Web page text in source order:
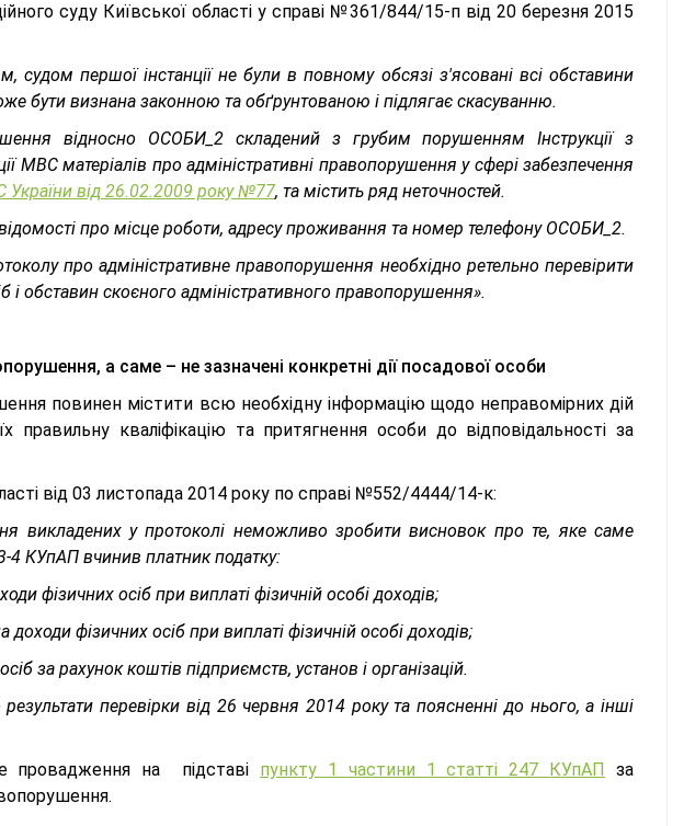
суду Київської області у справі №361/844/15-п від 20 березня 2015
першої інстанції не були в повному обсязі з'ясовані всі обставини
бути визнана законною та обґрунтованою і підлягає скасуванню.
відносно ОСОБИ_2 складений з грубим порушенням Інструкції з
МВС матеріалів про адміністративні правопорушення у сфері забезпечення
від 26.02.2009 року №77, та містить ряд неточностей.
про місце роботи, адресу проживання та номер телефону ОСОБИ_2.
про адміністративне правопорушення необхідно ретельно перевірити
і обставин скоєного адміністративного правопорушення».
а саме – не зазначені конкретні дії посадової особи
повинен містити всю необхідну інформацію щодо неправомірних дій
правильну кваліфікацію та притягнення особи до відповідальності за
від 03 листопада 2014 року по справі №552/4444/14-к:
викладених у протоколі неможливо зробити висновок про те, яке саме
4 КУпАП вчинив платник податку:
фізичних осіб при виплаті фізичній особі доходів;
фізичних осіб при виплаті фізичній особі доходів;
за рахунок коштів підприємств, установ і організацій.
перевірки від 26 червня 2014 року та поясненні до нього, а інші
провадження на підставі пункту 1 частини 1 статті 247 КУпАП за